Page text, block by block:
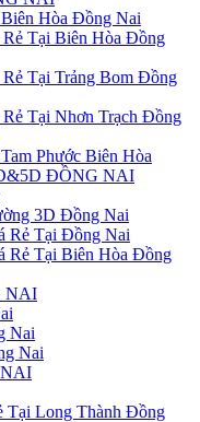
Hòa Đồng Nai
Tại Biên Hòa Đồng
Tại Trảng Bom Đồng
Tại Nhơn Trạch Đồng
Phước Biên Hòa
ĐỒNG NAI
3D Đồng Nai
Rẻ Tại Đồng Nai
Rẻ Tại Biên Hòa Đồng
NAI
Nai
Nai
Tại Long Thành Đồng